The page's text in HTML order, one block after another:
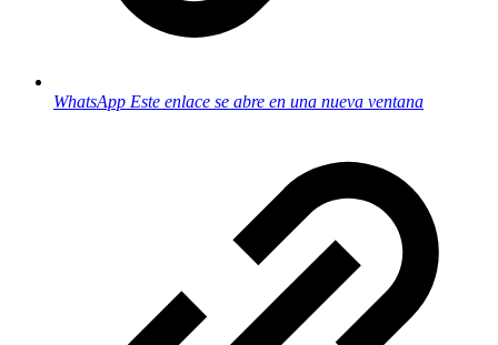
WhatsApp Este enlace se abre en una nueva ventana